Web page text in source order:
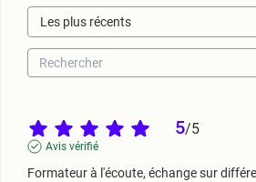
5/5
Avis vérifié
Formateur à l'écoute, échange sur